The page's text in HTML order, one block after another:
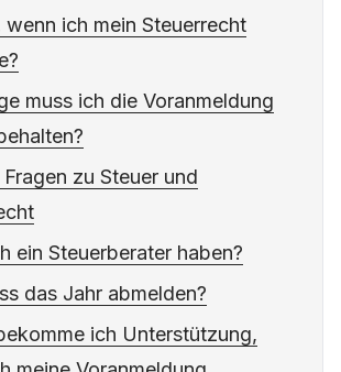
wenn ich mein Steuerrecht
muss ich die Voranmeldung
zu Steuer und
ein Steuerberater haben?
das Jahr abmelden?
ich Unterstützung,